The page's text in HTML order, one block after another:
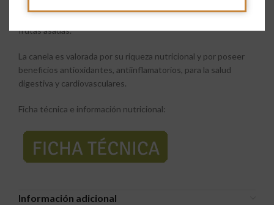
También se suele espolvorear sobre cereales, avena yogures o
frutas asadas.
La canela es valorada por su riqueza nutricional y por poseer
beneficios antioxidantes, antiinflamatorios, para la salud
digestiva y cardiovasculares.
Ficha técnica e información nutricional:
Información adicional